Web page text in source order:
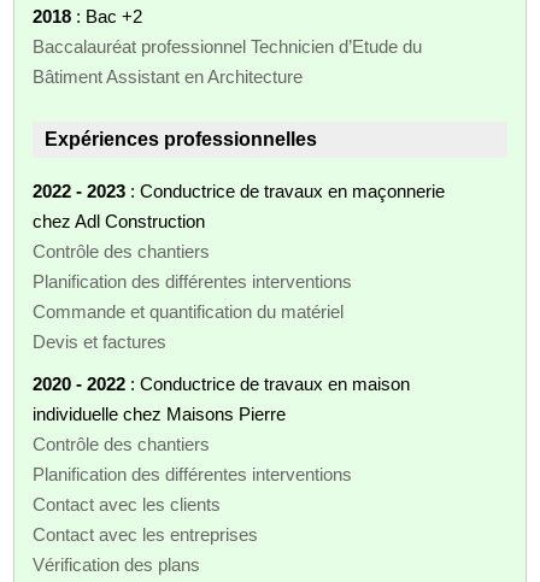
2018 : Bac +2
Baccalauréat professionnel Technicien d’Etude du
Bâtiment Assistant en Architecture
Expériences professionnelles
2022 - 2023 : Conductrice de travaux en maçonnerie
chez Adl Construction
Contrôle des chantiers
Planification des différentes interventions
Commande et quantification du matériel
Devis et factures
2020 - 2022 : Conductrice de travaux en maison
individuelle chez Maisons Pierre
Contrôle des chantiers
Planification des différentes interventions
Contact avec les clients
Contact avec les entreprises
Vérification des plans